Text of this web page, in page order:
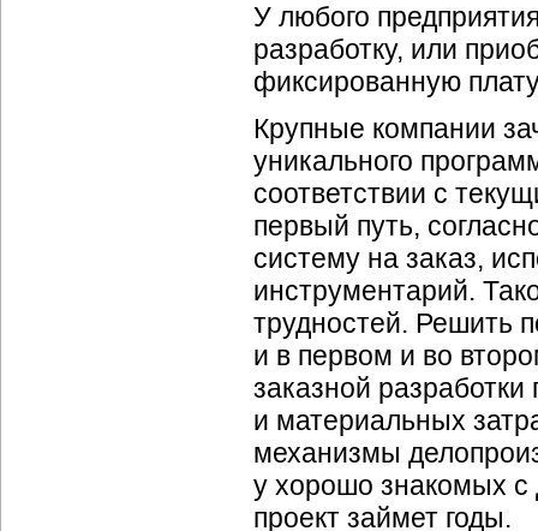
У любого
разработку, или
фиксированную
Крупные компании
уникального
соответствии с
первый путь,
систему на заказ,
инструментарий.
трудностей. Решить
и в первом и во
заказной
и материальных
механизмы
у хорошо знакомых с
проект займет годы.